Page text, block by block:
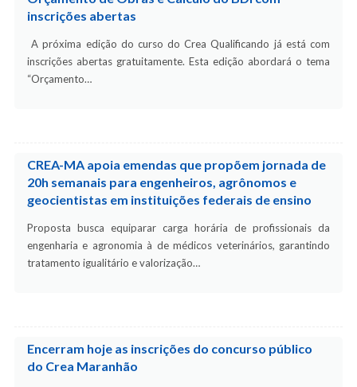
inscrições abertas
A próxima edição do curso do Crea Qualificando já está com
inscrições abertas gratuitamente. Esta edição abordará o tema
“Orçamento…
CREA-MA apoia emendas que propõem jornada de
20h semanais para engenheiros, agrônomos e
geocientistas em instituições federais de ensino
Proposta busca equiparar carga horária de profissionais da
engenharia e agronomia à de médicos veterinários, garantindo
tratamento igualitário e valorização…
Encerram hoje as inscrições do concurso público
do Crea Maranhão